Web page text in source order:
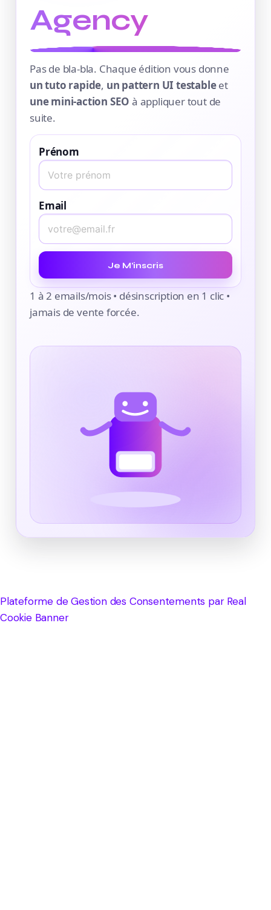
Agency
Pas de bla-bla. Chaque édition vous donne
un tuto rapide, un pattern UI testableet
une mini-action SEO à appliquer tout de
suite.
Prénom
Email
Je M’inscris
1 à 2 emails/mois • désinscription en 1 clic •
jamais de vente forcée.
Plateforme de Gestion des Consentements par Real
Cookie Banner